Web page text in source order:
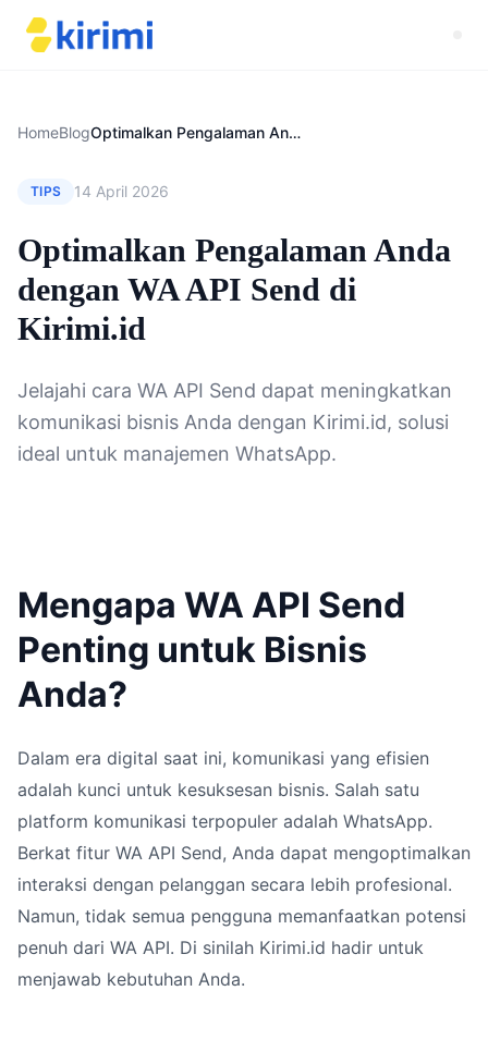
HomeBlog Optimalkan Pengalaman Anda dengan WA API Send di Kirimi.id
TIPS 14 April 2026
Optimalkan Pengalaman Anda
dengan WA API Send di
Kirimi.id
Jelajahi cara WA API Send dapat meningkatkan
komunikasi bisnis Anda dengan Kirimi.id, solusi
ideal untuk manajemen WhatsApp.
Mengapa WA API Send
Penting untuk Bisnis
Anda?
Dalam era digital saat ini, komunikasi yang efisien
adalah kunci untuk kesuksesan bisnis. Salah satu
platform komunikasi terpopuler adalah WhatsApp.
Berkat fitur WA API Send, Anda dapat mengoptimalkan
interaksi dengan pelanggan secara lebih profesional.
Namun, tidak semua pengguna memanfaatkan potensi
penuh dari WA API. Di sinilah Kirimi.id hadir untuk
menjawab kebutuhan Anda.